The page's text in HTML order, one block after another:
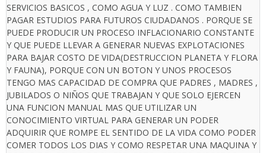
SERVICIOS BASICOS , COMO AGUA Y LUZ . COMO TAMBIEN
PAGAR ESTUDIOS PARA FUTUROS CIUDADANOS . PORQUE SE
PUEDE PRODUCIR UN PROCESO INFLACIONARIO CONSTANTE
Y QUE PUEDE LLEVAR A GENERAR NUEVAS EXPLOTACIONES
PARA BAJAR COSTO DE VIDA(DESTRUCCION PLANETA Y FLORA
Y FAUNA), PORQUE CON UN BOTON Y UNOS PROCESOS
TENGO MAS CAPACIDAD DE COMPRA QUE PADRES , MADRES ,
JUBILADOS O NIÑOS QUE TRABAJAN Y QUE SOLO EJERCEN
UNA FUNCION MANUAL MAS QUE UTILIZAR UN
CONOCIMIENTO VIRTUAL PARA GENERAR UN PODER
ADQUIRIR QUE ROMPE EL SENTIDO DE LA VIDA COMO PODER
COMER TODOS LOS DIAS Y COMO RESPETAR UNA MAQUINA Y